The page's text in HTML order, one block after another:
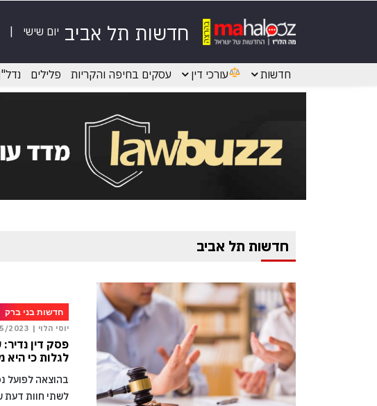
יום שישי חדשות תל אביב
חדשות עורכי דין עסקים בחיפה והקריות פלילים
חדשות תל אביב
חדשות בני ברק
יוסי הלוי | 2023
פסק דין
לגלות כי
בהוצאה לפועל
לשתי חוות דעת